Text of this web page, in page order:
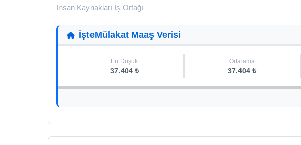
İnsan Kaynakları İş Ortağı
İşteMülakat Maaş Verisi
En Düşük
37.404 ₺
Ortalama
37.404 ₺